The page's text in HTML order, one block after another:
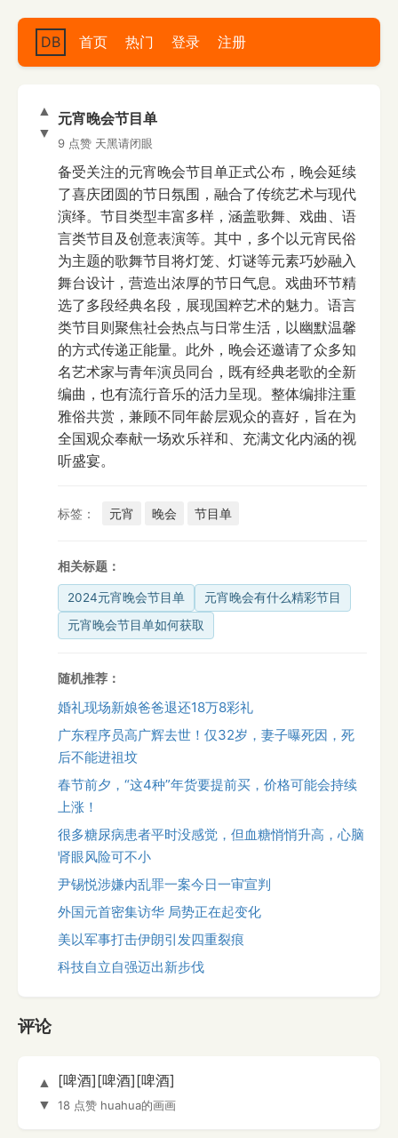
DB 首页 热门 登录 注册
▲
▼
元宵晚会节目单
9 点赞 天黑请闭眼
备受关注的元宵晚会节目单正式公布，晚会延续
了喜庆团圆的节日氛围，融合了传统艺术与现代
演绎。节目类型丰富多样，涵盖歌舞、戏曲、语
言类节目及创意表演等。其中，多个以元宵民俗
为主题的歌舞节目将灯笼、灯谜等元素巧妙融入
舞台设计，营造出浓厚的节日气息。戏曲环节精
选了多段经典名段，展现国粹艺术的魅力。语言
类节目则聚焦社会热点与日常生活，以幽默温馨
的方式传递正能量。此外，晚会还邀请了众多知
名艺术家与青年演员同台，既有经典老歌的全新
编曲，也有流行音乐的活力呈现。整体编排注重
雅俗共赏，兼顾不同年龄层观众的喜好，旨在为
全国观众奉献一场欢乐祥和、充满文化内涵的视
听盛宴。
标签： 元宵 晚会 节目单
相关标题：
2024元宵晚会节目单
元宵晚会有什么精彩节目
元宵晚会节目单如何获取
随机推荐：
婚礼现场新娘爸爸退还18万8彩礼
广东程序员高广辉去世！仅32岁，妻子曝死因，死
后不能进祖坟
春节前夕，“这4种”年货要提前买，价格可能会持续
上涨！
很多糖尿病患者平时没感觉，但血糖悄悄升高，心脑
肾眼风险可不小
尹锡悦涉嫌内乱罪一案今日一审宣判
外国元首密集访华 局势正在起变化
美以军事打击伊朗引发四重裂痕
科技自立自强迈出新步伐
评论
▲
▼
[啤酒][啤酒][啤酒]
18 点赞 huahua的画画